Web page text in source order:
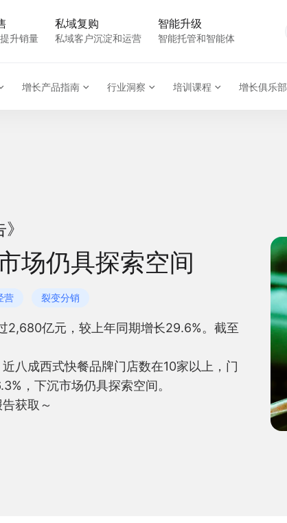
升销量
私域复购
私域客户沉淀和运营
智能升级
智能托管和智能体
增长产品指南 行业洞察 培训课程 增长俱乐部
场仍具探索空间
营 裂变分销
2,680亿元，较上年同期增长29.6%。截至
八成西式快餐品牌门店数在10家以上，门
，下沉市场仍具探索空间。
获取～